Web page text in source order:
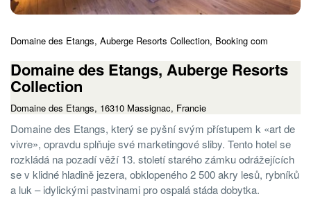
Domaine des Etangs, Auberge Resorts Collection, Booking com
Domaine des Etangs, Auberge Resorts
Collection
Domaine des Etangs, 16310 Massignac, Francie
Domaine des Etangs, který se pyšní svým přístupem k «art de
vivre», opravdu splňuje své marketingové sliby. Tento hotel se
rozkládá na pozadí věží 13. století starého zámku odrážejících
se v klidné hladině jezera, obklopeného 2 500 akry lesů, rybníků
a luk – idylickými pastvinami pro ospalá stáda dobytka.